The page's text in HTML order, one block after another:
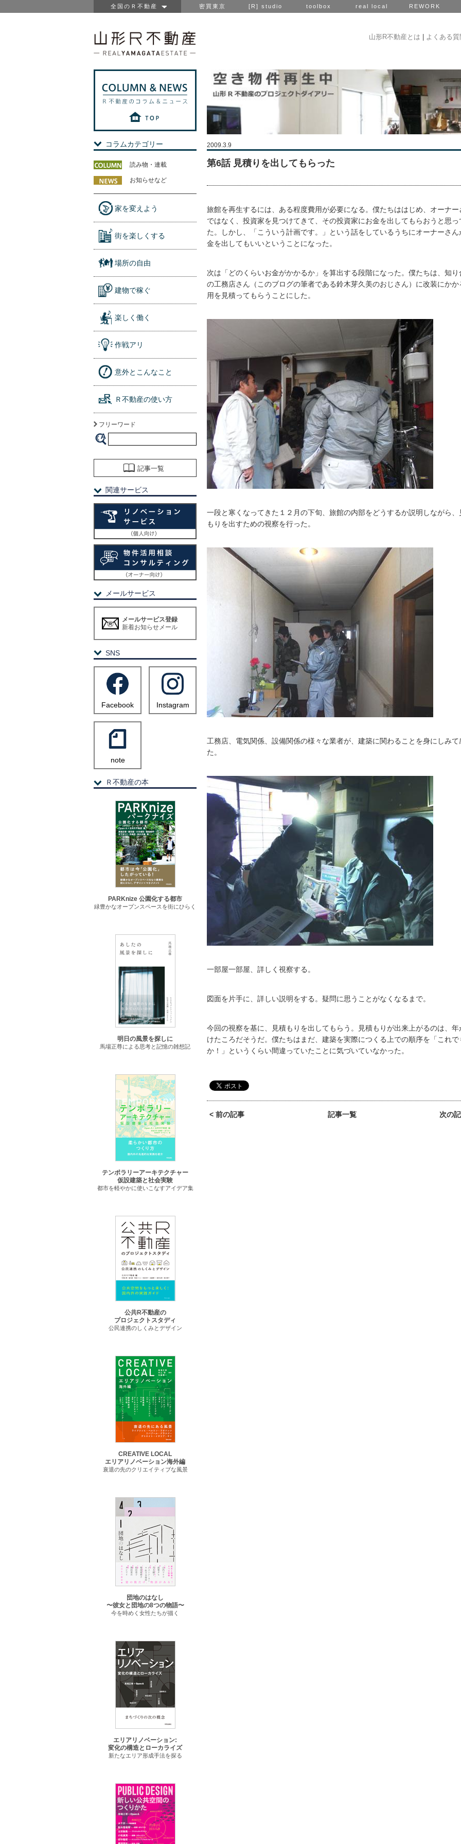
全国のＲ不動産 密買東京 [R] studio toolbox real local REWORK
山形R不動産とは よくある質
2009.3.9
第6話 見積りを出してもらった
旅館を再生するには、ある程度費用が必要になる。僕たちははじめ、オーナー
ではなく、投資家を見つけてきて、その投資家にお金を出してもらおうと思っ
た。しかし、「こういう計画です。」という話をしているうちにオーナーさん
金を出してもいいということになった。
次は「どのくらいお金がかかるか」を算出する段階になった。僕たちは、知り
の工務店さん（このブログの筆者である鈴木芽久美のおじさん）に改装にかか
用を見積ってもらうことにした。
一段と寒くなってきた１２月の下旬、旅館の内部をどうするか説明しながら、
もりを出すための視察を行った。
工務店、電気関係、設備関係の様々な業者が、建築に関わることを身にしみて
た。
一部屋一部屋、詳しく視察する。
図面を片手に、詳しい説明をする。疑問に思うことがなくなるまで。
今回の視察を基に、見積もりを出してもらう。見積もりが出来上がるのは、年
けたころだそうだ。僕たちはまだ、建築を実際につくる上での順序を「これで
か！」というくらい間違っていたことに気づいていなかった。
< 前の記事 記事一覧 次の
コラムカテゴリー
読み物・連載
お知らせなど
家を変えよう
街を楽しくする
場所の自由
建物で稼ぐ
楽しく働く
作戦アリ
意外とこんなこと
Ｒ不動産の使い方
フリーワード
記事一覧
関連サービス
メールサービス
メールサービス登録
新着お知らせメール
SNS
Facebook Instagram
note
Ｒ不動産の本
PARKnize 公園化する都市
緑豊かなオープンスペースを街にひらく
明日の風景を探しに
馬場正尊による思考と記憶の雑想記
テンポラリーアーキテクチャー
仮設建築と社会実験
都市を軽やかに使いこなすアイデア集
公共R不動産の
プロジェクトスタディ
公民連携のしくみとデザイン
CREATIVE LOCAL
エリアリノベーション海外編
衰退の先のクリエイティブな風景
団地のはなし
〜彼女と団地の8つの物語〜
今を時めく女性たちが描く
エリアリノベーション:
変化の構造とローカライズ
新たなエリア形成手法を探る